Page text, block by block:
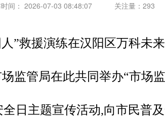
间： 2026-07-03 08:48:07 关注量：293
”救援演练在汉阳区万科未
监管局在此共同举办“市场
全日主题宣传活动,向市民普